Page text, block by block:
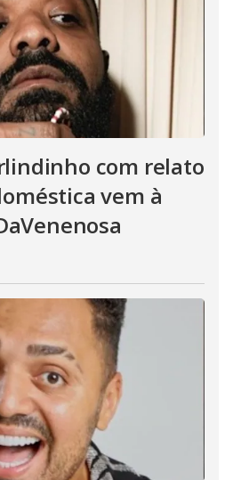
com relato
vem à